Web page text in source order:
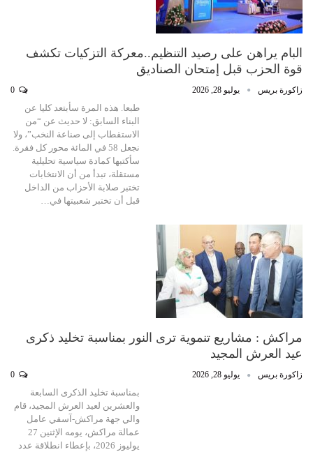
البام يراهن على رصيد التنظيم..معركة التزكيات تكشف
قوة الحزب قبل إمتحان الصناديق
زاكورة بريس يوليو 28, 2026
طبعا. هذه المرة سأبتعد كليا عن
البناء السابق: لا حديث عن “من
الاستقطاب إلى صناعة النخب”، ولا
نجعل 58 في المائة محور كل فقرة.
سأكتبها كمادة سياسية تحليلية
مستقلة، تبدأ من أن الانتخابات
تختبر صلابة الأحزاب من الداخل
قبل أن تختبر شعبيتها في…
مراكش : مشاريع تنموية ترى النور بمناسبة تخليد ذكرى
عيد العرش المجيد
زاكورة بريس يوليو 28, 2026
بمناسبة تخليد الذكرى السابعة
والعشرين لعيد العرش المجيد، قام
والي جهة مراكش-آسفي عامل
عمالة مراكش، يومه الإثنين 27
يوليوز 2026، بإعطاء انطلاقة عدد